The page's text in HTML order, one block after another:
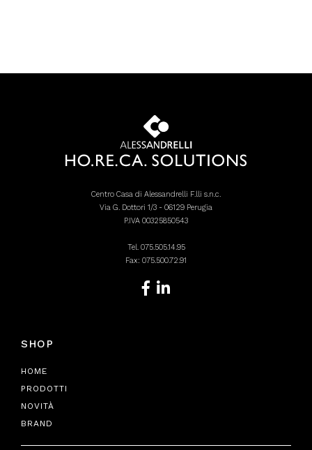
Centro Casa di Alessandrelli F.lli s.n.c.
Via G. Dottori 1/3 - 06129 Perugia
P.IVA 00325850543
Tel. 075.505.14.95
Fax: 075.500.72.91
SHOP
HOME
PRODOTTI
NOVITÀ
BRAND